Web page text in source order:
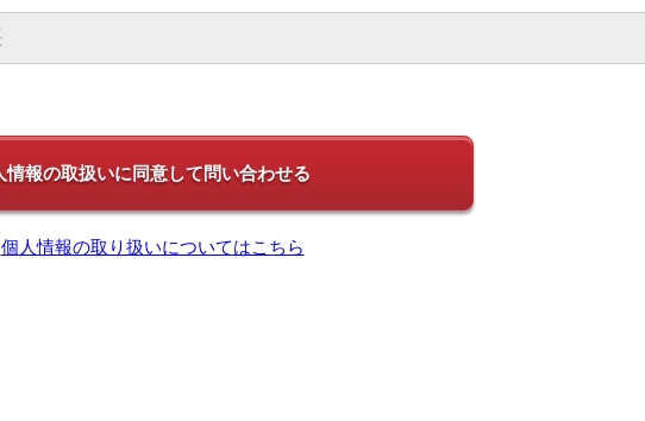
個人情報の取り扱いについてはこちら